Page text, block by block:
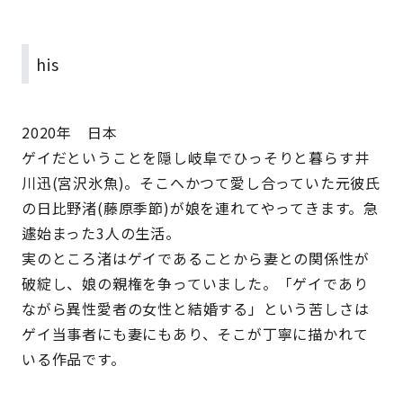
his
2020年 日本
ゲイだということを隠し岐阜でひっそりと暮らす井
川迅(宮沢氷魚)。そこへかつて愛し合っていた元彼氏
の日比野渚(藤原季節)が娘を連れてやってきます。急
遽始まった3人の生活。
実のところ渚はゲイであることから妻との関係性が
破綻し、娘の親権を争っていました。「ゲイであり
ながら異性愛者の女性と結婚する」という苦しさは
ゲイ当事者にも妻にもあり、そこが丁寧に描かれて
いる作品です。